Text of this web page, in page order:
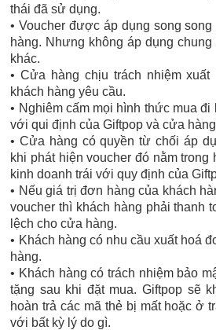
thái đã sử dụng.
• Voucher được áp dụng song
hàng. Nhưng không áp dụng
khác.
• Cửa hàng chịu trách nhiệm
khách hàng yêu cầu.
• Nghiêm cấm mọi hình thức mua
với qui định của Giftpop và cửa
• Cửa hàng có quyền từ chối áp
khi phát hiện voucher đó nằm trong
kinh doanh trái với quy định của
• Nếu giá trị đơn hàng của khách
voucher thì khách hàng phải thanh
lệch cho cửa hàng.
• Khách hàng có nhu cầu xuất hoá
hàng.
• Khách hàng có trách nhiệm bảo
tặng sau khi đặt mua. Giftpop sẽ
hoàn trả các mã thẻ bị mất hoặc ở
với bất kỳ lý do gì.